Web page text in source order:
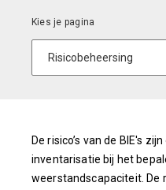
De risico’s van de BIE's
inventarisatie bij het
weerstandscapaciteit. De